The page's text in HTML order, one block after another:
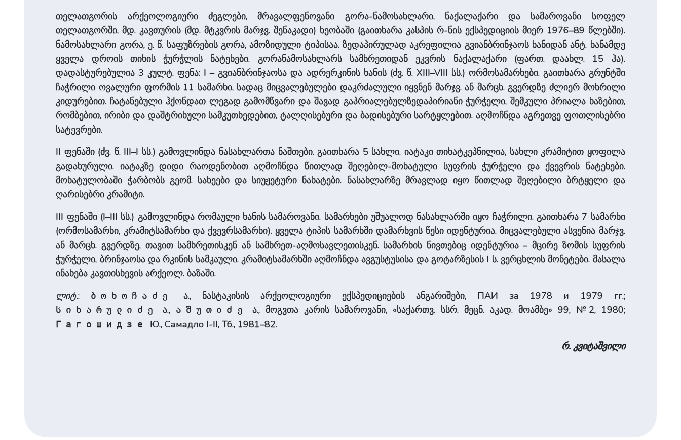
თელათგორის არქეოლოგიური ძეგლები, მრავალფენოვანი გორა-ნამოსახლარი, ნაქალაქარი და სამაროვანი სოფელ
თელათგორში, მდ. კავთურის (მდ. მტკვრის მარჯვ. შენაკადი) ხეობაში (გაითხარა კასპის რ-ნის ექსპედიციის მიერ 1976–89 წლებში).
ნამოსახლარი გორა, ე. წ. საფუზრების გორა, ამოზიდული ტიპისაა. ზედაპირულად აკრეფილია გვიანბრინჯაოს ხანიდან ანტ. ხანამდე
ყველა დროის თიხის ჭურჭლის ნატეხები. გორანამოსახლარს სამხრეთიდან ეკვრის ნაქალაქარი (ფართ. დაახლ. 15 ჰა).
დადასტურებულია 3 კულტ. ფენა: I – გვიანბრინჯაოსა და ადრერკინის ხანის (ძვ. წ. XIII–VIII სს.) ორმოსამარხები. გაითხარა გრუნტში
ჩაჭრილი ოვალური ფორმის 11 სამარხი, სადაც მიცვალებულები დაკრძალული იყვნენ მარჯვ. ან მარცხ. გვერდზე ძლიერ მოხრილი
კიდურებით. ჩატანებული ჰქონდათ ლეგად გამომწვარი და შავად გაპრიალებულზედაპირიანი ჭურჭელი, შემკული პრიალა ხაზებით,
რომბებით, ირიბი და დაშტრიხული სამკუთხედებით, ტალღისებური და ბადისებური სარტყლებით. აღმოჩნდა აგრეთვე ფოთლისებრი
სატევრები.
II ფენაში (ძვ. წ. III–I სს.) გამოვლინდა ნასახლართა ნაშთები. გაითხარა 5 სახლი. იატაკი თიხატკეპნილია, სახლი კრამიტით ყოფილა
გადახურული. იატაკზე დიდი რაოდენობით აღმოჩნდა წითლად შეღებილ-მოხატული სუფრის ჭურჭელი და ქვევრის ნატეხები.
მოხატულობაში ჭარბობს გეომ. სახეები და სიუჟეტური ნახატები. ნასახლარზე მრავლად იყო წითლად შეღებილი ბრტყელი და
ღარისებრი კრამიტი.
III ფენაში (I–III სს.) გამოვლინდა რომაული ხანის სამაროვანი. სამარხები უშუალოდ ნასახლარში იყო ჩაჭრილი. გაითხარა 7 სამარხი
(ორმოსამარხი, კრამიტსამარხი და ქვევრსამარხი). ყველა ტიპის სამარხში დამარხვის წესი იდენტურია. მიცვალებული ასვენია მარჯვ.
ან მარცხ. გვერდზე, თავით სამხრეთისკენ ან სამხრეთ-აღმოსავლეთისკენ. სამარხის ნივთებიც იდენტურია – მცირე ზომის სუფრის
ჭურჭელი, ბრინჯაოსა და რკინის სამკაული. კრამიტსამარხში აღმოჩნდა ავგუსტუსისა და გოტარზესის I ს. ვერცხლის მონეტები. მასალა
ინახება კავთისხევის არქეოლ. ბაზაში.
ლიტ.: ბოხოჩაძე ა., ნასტაკისის არქეოლოგიური ექსპედიციების ანგარიშები, ПАИ за 1978 и 1979 гг.;
სიხარულიძე ა., აშუთიძე ა., მოგვთა კარის სამაროვანი, «საქართვ. სსრ. მეცნ. აკად. მოამბე» 99, №2, 1980;
Гагошидзе
Ю., Самадло I-II, Тб., 1981–82.
რ. კვიტაშვილი